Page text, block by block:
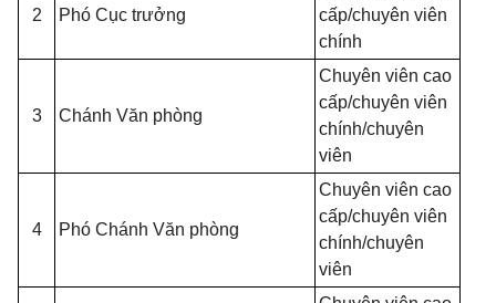
2 Phó Cục trưởng
cấp/chuyên viên
chính
3 Chánh Văn phòng
Chuyên viên cao
cấp/chuyên viên
chính/chuyên
viên
4 Phó Chánh Văn phòng
Chuyên viên cao
cấp/chuyên viên
chính/chuyên
viên